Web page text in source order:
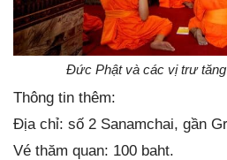
Đức Phật và các vị trư
Thông tin thêm:
Địa chỉ: số 2 Sanamchai, gần
Vé thăm quan: 100 baht.